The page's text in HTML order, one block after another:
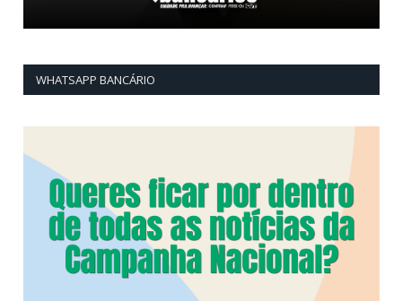
WHATSAPP BANCÁRIO